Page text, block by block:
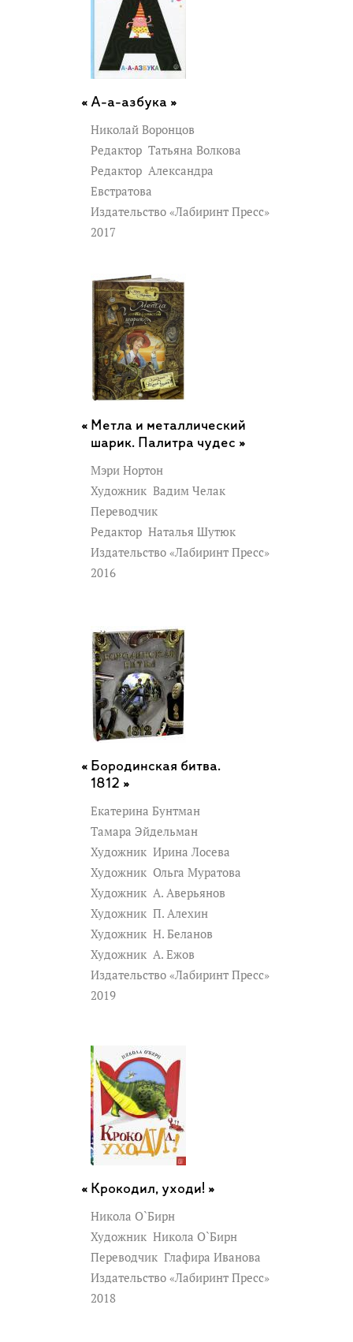
А-а-азбука »
Николай Воронцов
Редактор Татьяна Волкова
Редактор Александра
Евстратова
Издательство «Лабиринт Пресс»
2017
Метла и металлический
шарик. Палитра чудес »
Мэри Нортон
Художник Вадим Челак
Переводчик
Редактор Наталья Шутюк
Издательство «Лабиринт Пресс»
2016
Бородинская битва.
1812 »
Екатерина Бунтман
Тамара Эйдельман
Художник Ирина Лосева
Художник Ольга Муратова
Художник А. Аверьянов
Художник П. Алехин
Художник Н. Беланов
Художник А. Ежов
Издательство «Лабиринт Пресс»
2019
Крокодил, уходи! »
Никола О`Бирн
Художник Никола О`Бирн
Переводчик Глафира Иванова
Издательство «Лабиринт Пресс»
2018